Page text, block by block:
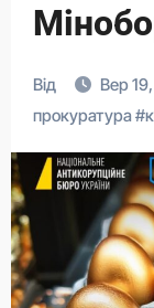
Від Вер
прокуратура#